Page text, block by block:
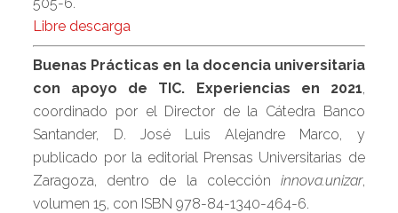
Libre descarga
Buenas Prácticas en la docencia universitaria
con apoyo de TIC. Experiencias en 2021,
coordinado por el Director de la Cátedra Banco
Santander, D. José Luis Alejandre Marco, y
publicado por la editorial Prensas Universitarias de
Zaragoza, dentro de la colección innova.unizar,
volumen 15, con ISBN 978-84-1340-464-6.